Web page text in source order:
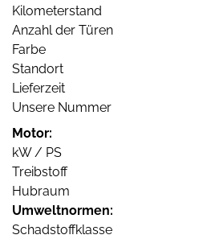
Kilometerstand
Anzahl der Türen
Farbe
Standort
Lieferzeit
Unsere Nummer
Motor:
kW / PS
Treibstoff
Hubraum
Umweltnormen:
Schadstoffklasse